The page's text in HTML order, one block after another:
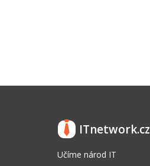
ITnetwork.cz
Učíme národ IT